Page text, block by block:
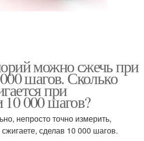
можно сжечь при
шагов. Сколько
при
000 шагов?
непросто точно измерить,
сделав 10 000 шагов.